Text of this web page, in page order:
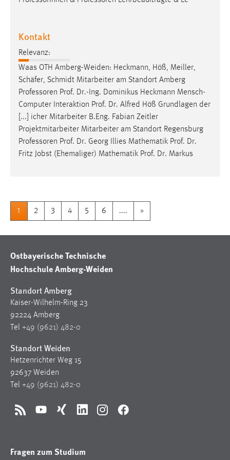
Kontakt
Relevanz:
Waas OTH Amberg-Weiden: Heckmann, Höß, Meiller,
Schäfer, Schmidt Mitarbeiter am Standort Amberg
Professoren Prof. Dr.-Ing. Dominikus Heckmann Mensch-
Computer Interaktion Prof. Dr. Alfred Höß Grundlagen der
[...] icher Mitarbeiter B.Eng. Fabian Zeitler
Projektmitarbeiter Mitarbeiter am Standort Regensburg
Professoren Prof. Dr. Georg Illies Mathematik Prof. Dr.
Fritz Jobst (Ehemaliger) Mathematik Prof. Dr. Markus
1 2 3 4 5 6 .... »
Ostbayerische Technische
Hochschule Amberg-Weiden
Standort Amberg
Kaiser-Wilhelm-Ring 23
92224 Amberg
Tel +49 (9621) 482-0
Standort Weiden
Hetzenrichter Weg 15
92637 Weiden
Tel +49 (9621) 482-0
RSS YouTubeXing LinkedInInstagramFacebook
Fragen zum Studium